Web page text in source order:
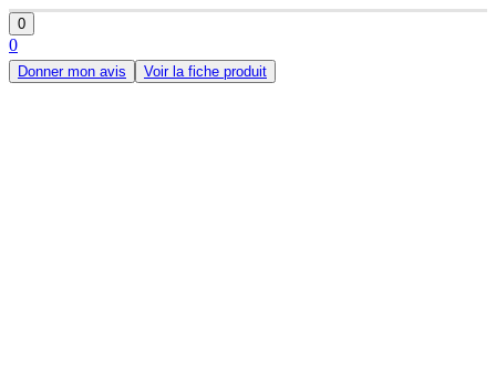
0
0
Donner mon avis Voir la fiche produit